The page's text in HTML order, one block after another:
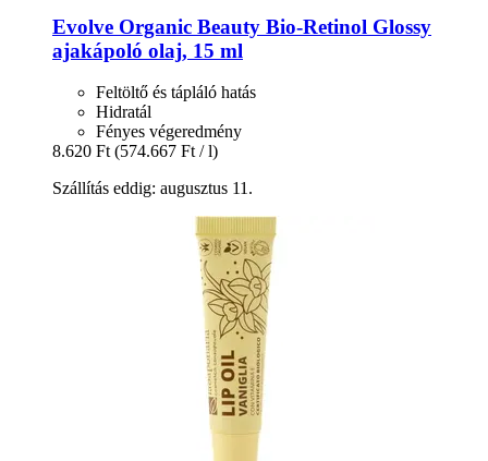
Evolve Organic Beauty Bio-​Retinol Glossy
ajakápoló olaj, 15 ml
Feltöltő és tápláló hatás
Hidratál
Fényes végeredmény
8.620 Ft (574.667 Ft / l)
Szállítás eddig: augusztus 11.